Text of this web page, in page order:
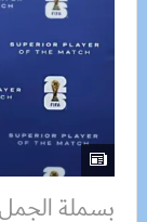
بسملة